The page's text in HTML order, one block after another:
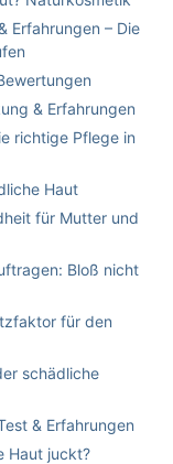
Erfahrungen – Die
& Erfahrungen
richtige Pflege in
Haut
für Mutter und
Bloß nicht
für den
schädliche
& Erfahrungen
Haut juckt?